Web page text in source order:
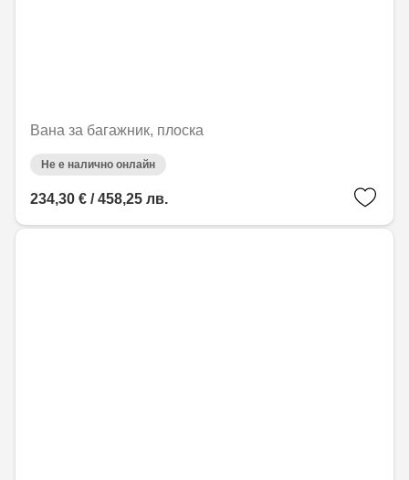
Вана за багажник, плоска
Не е налично онлайн
234,30 € / 458,25 лв.